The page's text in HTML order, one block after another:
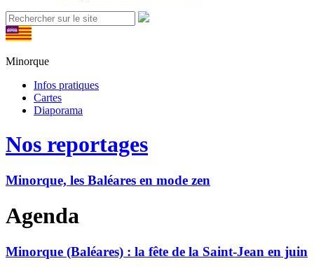
Minorque
Infos pratiques
Cartes
Diaporama
Nos reportages
Minorque, les Baléares en mode zen
Agenda
Minorque (Baléares) : la fête de la Saint-Jean en juin